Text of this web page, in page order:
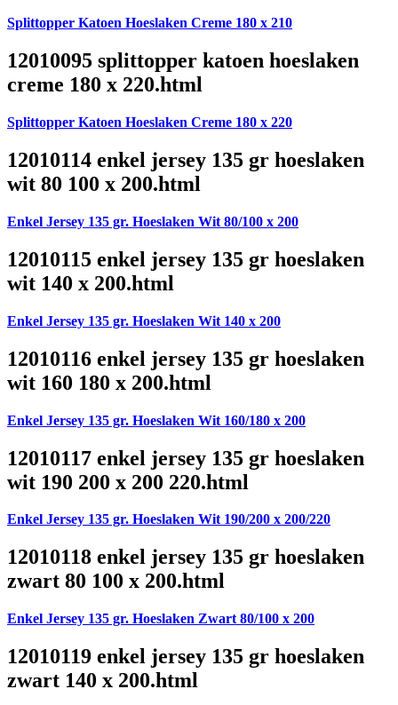
Splittopper Katoen Hoeslaken Creme 180 x 210
12010095 splittopper katoen hoeslaken
creme 180 x 220.html
Splittopper Katoen Hoeslaken Creme 180 x 220
12010114 enkel jersey 135 gr hoeslaken
wit 80 100 x 200.html
Enkel Jersey 135 gr. Hoeslaken Wit 80/100 x 200
12010115 enkel jersey 135 gr hoeslaken
wit 140 x 200.html
Enkel Jersey 135 gr. Hoeslaken Wit 140 x 200
12010116 enkel jersey 135 gr hoeslaken
wit 160 180 x 200.html
Enkel Jersey 135 gr. Hoeslaken Wit 160/180 x 200
12010117 enkel jersey 135 gr hoeslaken
wit 190 200 x 200 220.html
Enkel Jersey 135 gr. Hoeslaken Wit 190/200 x 200/220
12010118 enkel jersey 135 gr hoeslaken
zwart 80 100 x 200.html
Enkel Jersey 135 gr. Hoeslaken Zwart 80/100 x 200
12010119 enkel jersey 135 gr hoeslaken
zwart 140 x 200.html